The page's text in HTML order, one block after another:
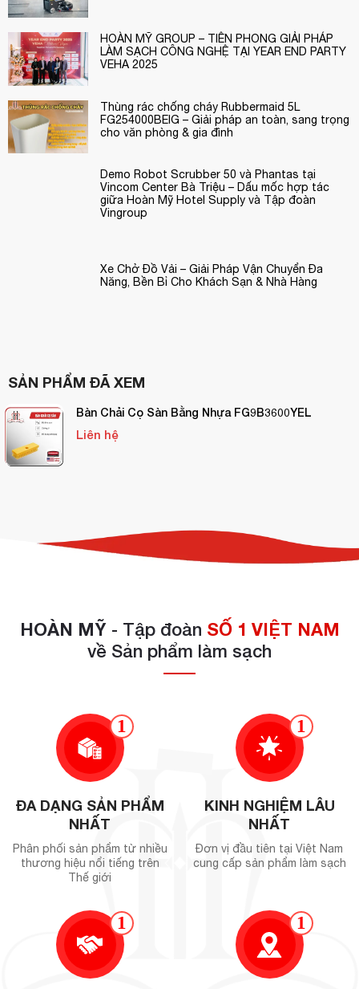
https://hoanmyhotelsupply.com
Email: info@hoanmyhotelsupply.com
Hotline:0944 495 054 / 0904 886 341
HOÀN MỸ GROUP – TIÊN PHONG GIẢI PHÁP
LÀM SẠCH CÔNG NGHỆ TẠI YEAR END PARTY
VEHA 2025
Thùng rác chống cháy Rubbermaid 5L
FG254000BEIG – Giải pháp an toàn, sang trọng
cho văn phòng & gia đình
Demo Robot Scrubber 50 và Phantas tại
Vincom Center Bà Triệu – Dấu mốc hợp tác
giữa Hoàn Mỹ Hotel Supply và Tập đoàn
Vingroup
Xe Chở Đồ Vải – Giải Pháp Vận Chuyển Đa
Năng, Bền Bỉ Cho Khách Sạn & Nhà Hàng
SẢN PHẨM ĐÃ XEM
Bàn Chải Cọ Sàn Bằng Nhựa FG9B3600YEL
Liên hệ
HOÀN MỸ- Tập đoàn SỐ 1 VIỆT NAM
về Sản phẩm làm sạch
1
ĐA DẠNG SẢN PHẨM
NHẤT
Phân phối sản phẩm từ nhiều
thương hiệu nổi tiếng trên
Thế giới
1
KINH NGHIỆM LÂU
NHẤT
Đơn vị đầu tiên tại Việt Nam
cung cấp sản phẩm làm sạch
1 1